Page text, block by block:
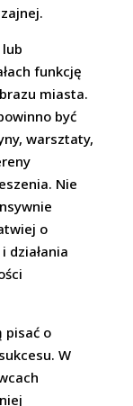
funkcję
miasta.
być
warsztaty,
Nie
o
działania
pisać o
W